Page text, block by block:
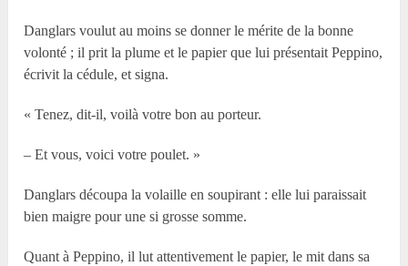
Danglars voulut au moins se donner le mérite de la bonne
volonté ; il prit la plume et le papier que lui présentait Peppino,
écrivit la cédule, et signa.
« Tenez, dit-il, voilà votre bon au porteur.
– Et vous, voici votre poulet. »
Danglars découpa la volaille en soupirant : elle lui paraissait
bien maigre pour une si grosse somme.
Quant à Peppino, il lut attentivement le papier, le mit dans sa